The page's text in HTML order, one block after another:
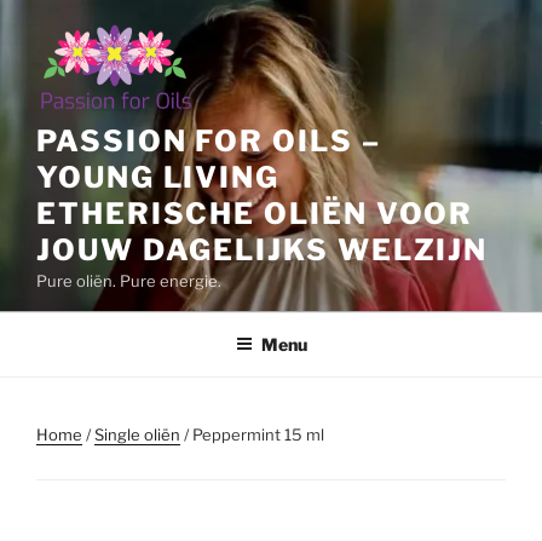
inhoud
PASSION FOR OILS –
YOUNG LIVING
ETHERISCHE OLIËN VOOR
JOUW DAGELIJKS WELZIJN
Pure oliën. Pure energie.
Menu
Home /Single oliën / Peppermint 15 ml